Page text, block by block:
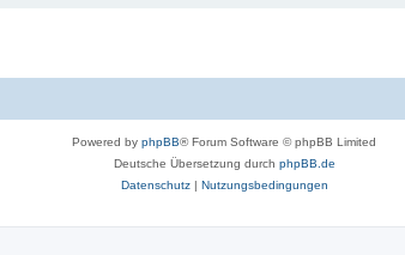
Powered by phpBB® Forum Software © phpBB Limited
Deutsche Übersetzung durch phpBB.de
Datenschutz| Nutzungsbedingungen